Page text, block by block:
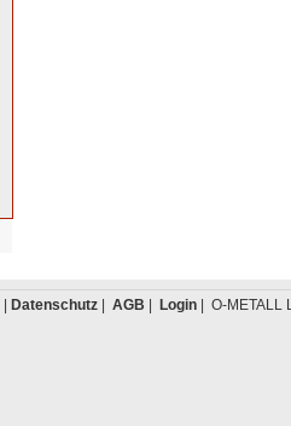
Datenschutz| AGB Login| O-METALL